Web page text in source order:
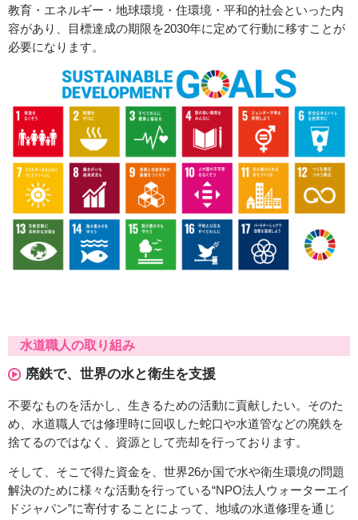
教育・エネルギー・地球環境・住環境・平和的社会といった内
容があり、目標達成の期限を2030年に定めて行動に移すことが
必要になります。
水道職人の取り組み
廃鉄で、世界の水と衛生を支援
不要なものを活かし、生きるための活動に貢献したい。そのた
め、水道職人では修理時に回収した蛇口や水道管などの廃鉄を
捨てるのではなく、資源として売却を行っております。
そして、そこで得た資金を、世界26か国で水や衛生環境の問題
解決のために様々な活動を行っている“NPO法人ウォーターエイ
ドジャパン”に寄付することによって、地域の水道修理を通じ